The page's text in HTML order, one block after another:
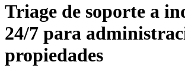
Triage de soporte a
24/7 para
propiedades